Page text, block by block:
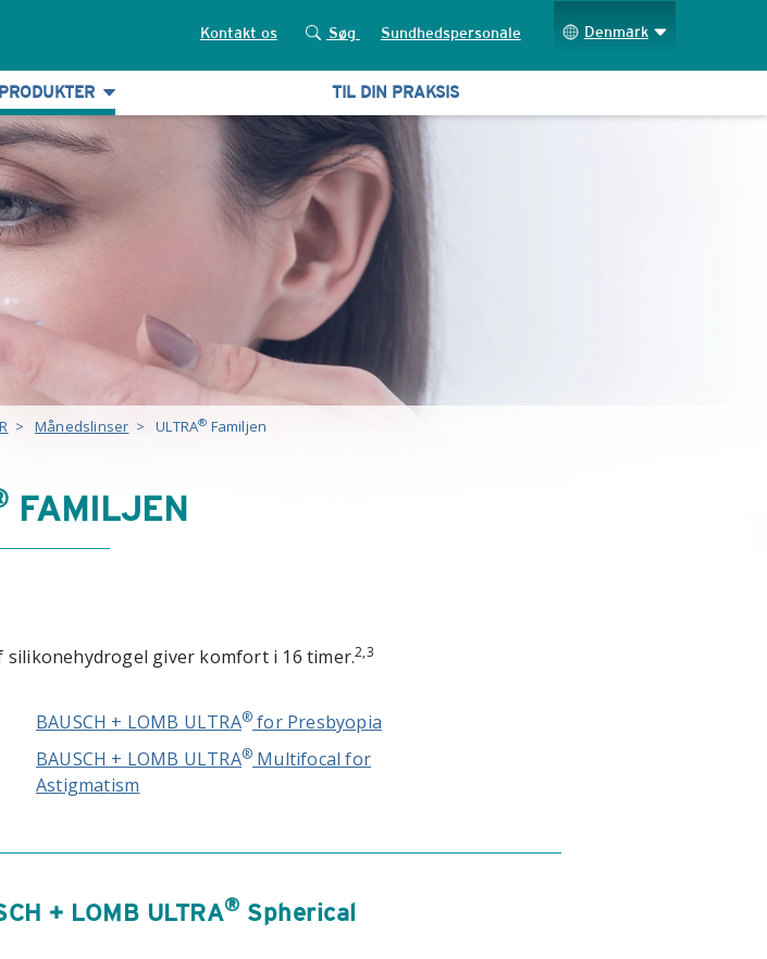
Kontakt os Søg Sundhedspersonale Denmark
PRODUKTER TIL DIN PRAKSIS
> Månedslinser > ULTRA® Familjen
FAMILJEN
silikonehydrogel giver komfort i 16 timer.2,3
BAUSCH + LOMB ULTRA® for Presbyopia
BAUSCH + LOMB ULTRA® Multifocal for
Astigmatism
+ LOMB ULTRA® Spherical